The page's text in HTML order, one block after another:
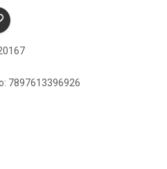
7897613396926